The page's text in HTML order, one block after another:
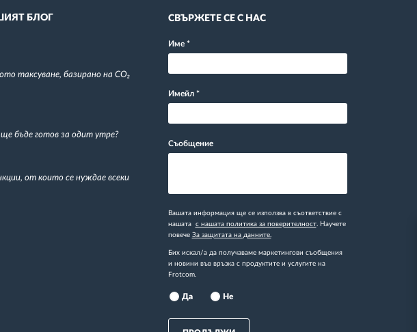
БЛОГ
таксуване, базирано на CO₂
бъде готов за одит утре?
от които се нуждае всеки
СВЪРЖЕТЕ СЕ С НАС
Име *
Имейл *
Съобщение
Вашата информация ще се използва в съответствие с
нашата с нашата политика за поверителност. Научете
повече За защитата на данните.
Бих искал/а да получаваме маркетингови съобщения
и новини във връзка с продуктите и услугите на
Frotcom.
Да Не